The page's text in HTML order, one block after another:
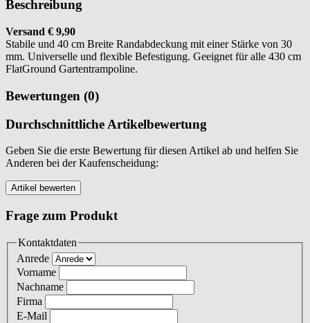
Beschreibung
Versand € 9,90
Stabile und 40 cm Breite Randabdeckung mit einer Stärke von 30
mm. Universelle und flexible Befestigung. Geeignet für alle 430 cm
FlatGround Gartentrampoline.
Bewertungen (0)
Durchschnittliche Artikelbewertung
Geben Sie die erste Bewertung für diesen Artikel ab und helfen Sie
Anderen bei der Kaufenscheidung:
Frage zum Produkt
Kontaktdaten
Anrede
Vorname
Nachname
Firma
E-Mail